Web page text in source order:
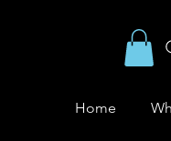
Home